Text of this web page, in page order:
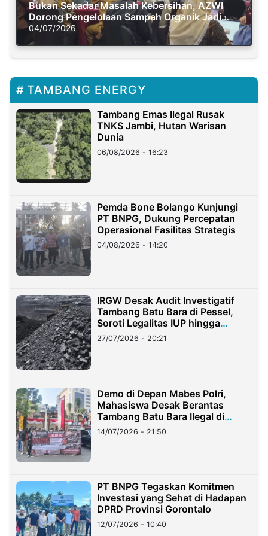
Bukan Sekadar Masalah Kebersihan, AZWI
Dorong Pengelolaan Sampah Organik Jadi
Solusi Krisis Iklim
04/07/2026
TAMBANG ENERGY
Tambang Emas Ilegal Rusak
TNKS Jambi, Hutan Warisan
Dunia
06/08/2026 - 16:23
Pemda Bone Bolango Kunjungi
PT BNPG, Dukung Percepatan
Operasional Fasilitas Strategis
04/08/2026 - 14:20
IRGW Desak Audit Investigatif
Tambang Batu Bara di Pessel,
Soroti Legalitas IUP hingga
Stockpile
27/07/2026 - 20:21
Demo di Depan Mabes Polri,
Mahasiswa Desak Berantas
Tambang Batu Bara Ilegal di
Lampung
14/07/2026 - 21:50
PT BNPG Tegaskan Komitmen
Investasi yang Sehat di Hadapan
DPRD Provinsi Gorontalo
12/07/2026 - 10:40